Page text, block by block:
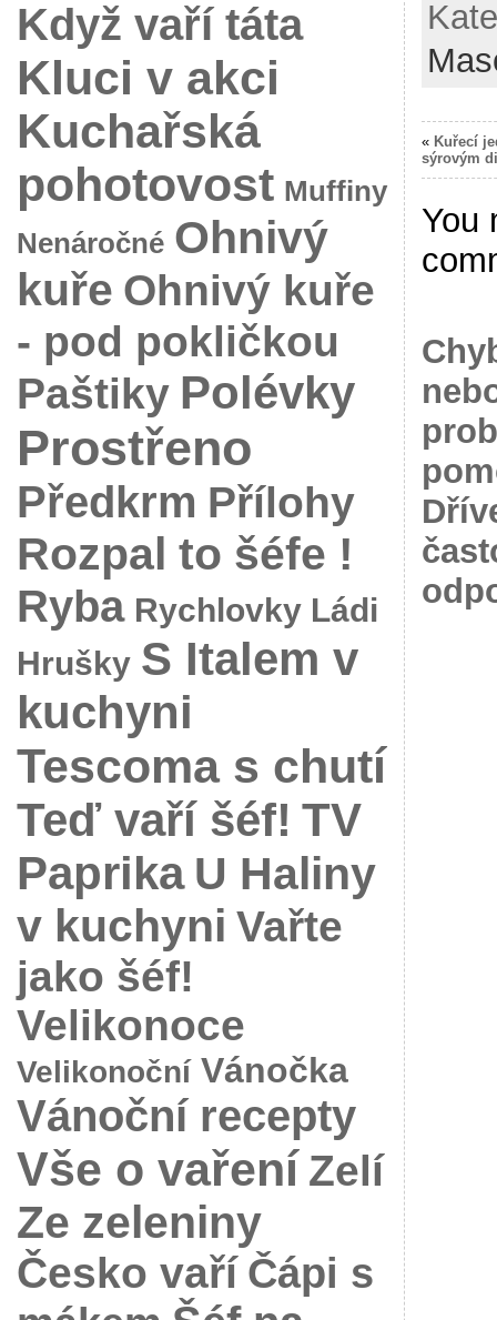
Když vaří táta
Kluci v akci
Kuchařská
pohotovost Muffiny
Nenáročné Ohnivý
kuře Ohnivý kuře
- pod pokličkou
Paštiky Polévky
Prostřeno
Předkrm Přílohy
Rozpal to šéfe !
Ryba Rychlovky Ládi
Hrušky S Italem v
kuchyni
Tescoma s chutí
Teď vaří šéf! TV
Paprika U Haliny
v kuchyni Vařte
jako šéf!
Velikonoce
Velikonoční Vánočka
Vánoční recepty
Vše o vaření Zelí
Ze zeleniny
Česko vaří Čápi s
« Kuřecí
sýrovým
You